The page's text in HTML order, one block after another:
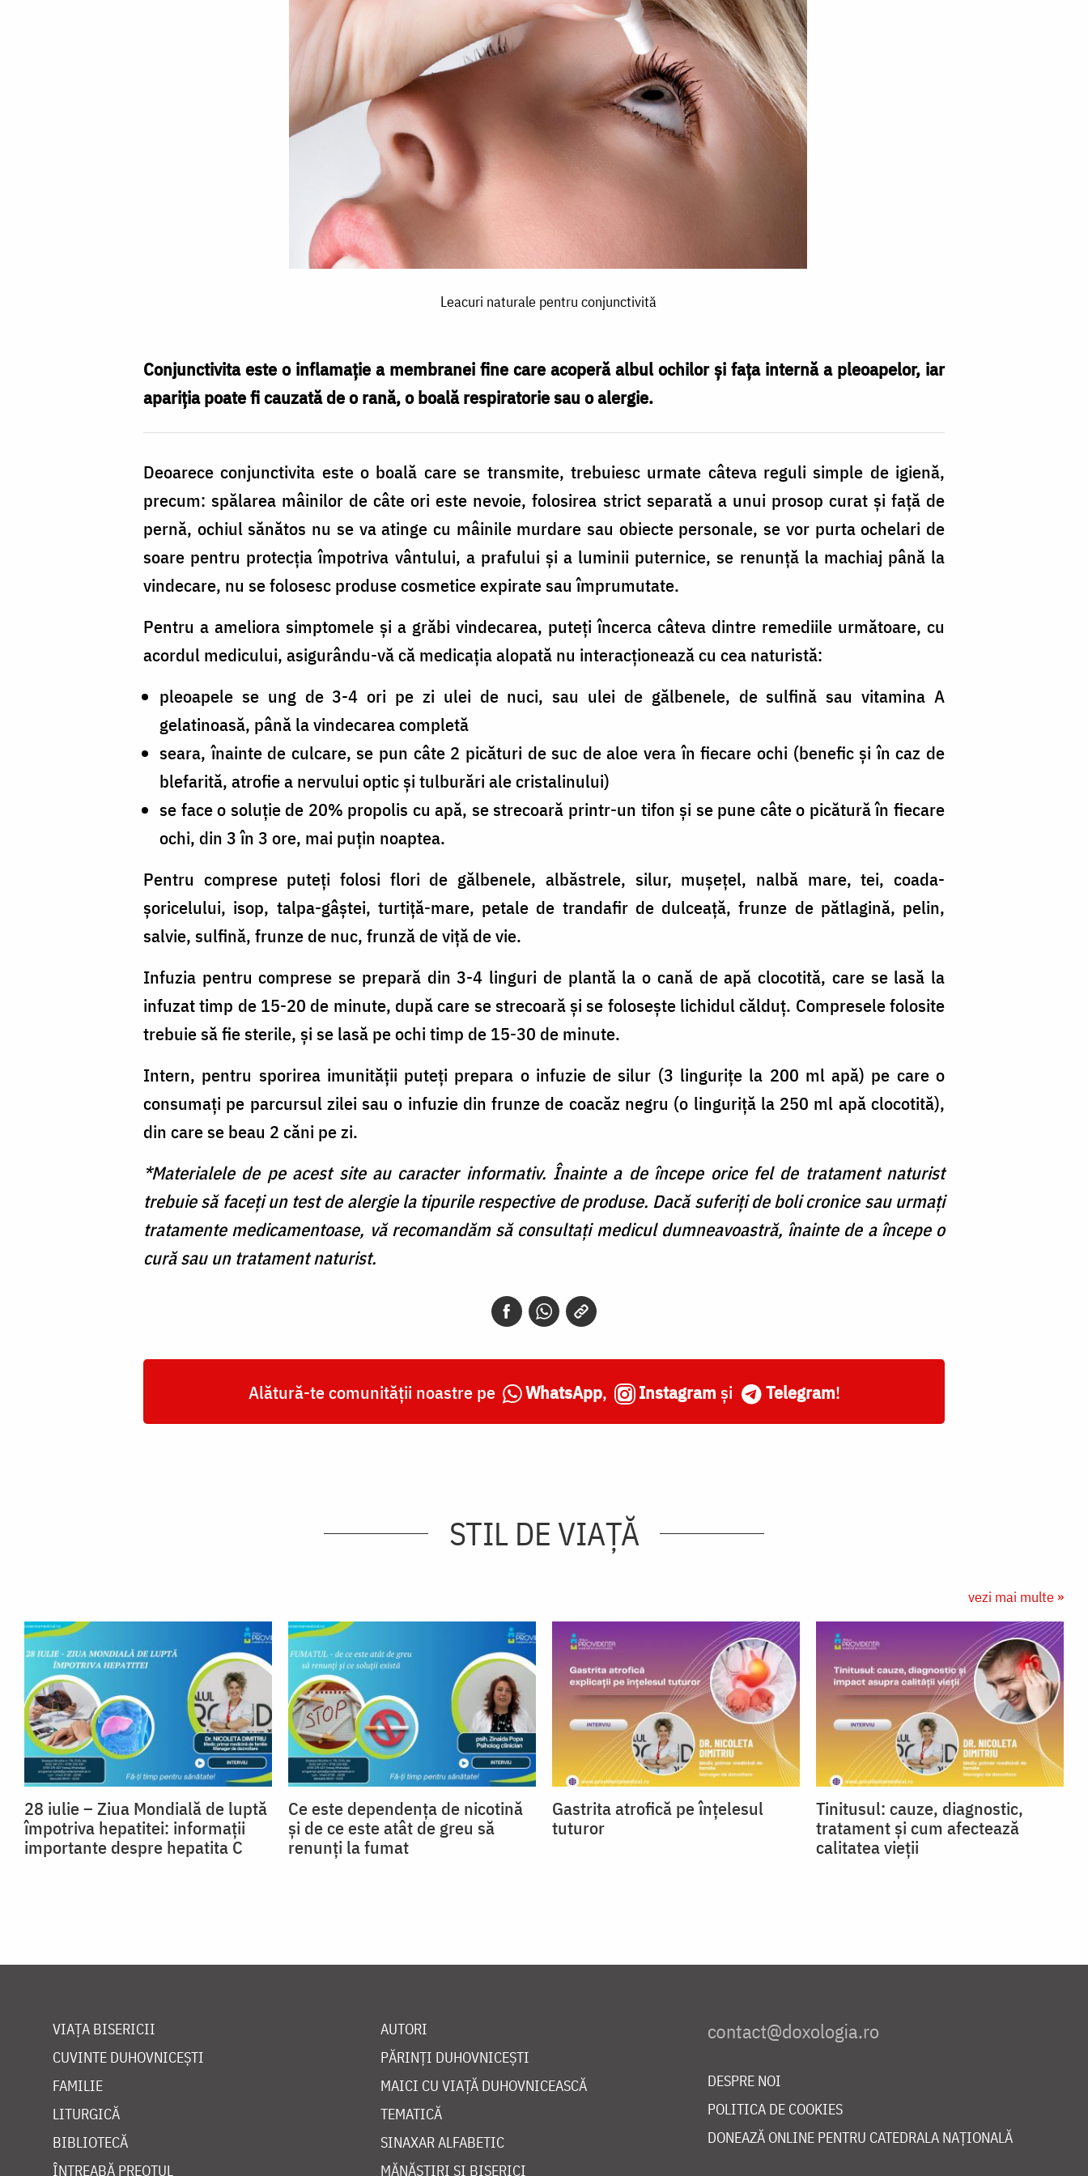
Leacuri naturale pentru conjunctivită
Conjunctivita este o inflamaţie a membranei fine care acoperă albul ochilor şi faţa internă a pleoapelor, iar
apariția poate fi cauzată de o rană, o boală respiratorie sau o alergie.
Deoarece conjunctivita este o boală care se transmite, trebuiesc urmate câteva reguli simple de igienă,
precum: spălarea mâinilor de câte ori este nevoie, folosirea strict separată a unui prosop curat și față de
pernă, ochiul sănătos nu se va atinge cu mâinile murdare sau obiecte personale, se vor purta ochelari de
soare pentru protecția împotriva vântului, a prafului și a luminii puternice, se renunță la machiaj până la
vindecare, nu se folosesc produse cosmetice expirate sau împrumutate.
Pentru a ameliora simptomele și a grăbi vindecarea, puteți încerca câteva dintre remediile următoare, cu
acordul medicului, asigurându-vă că medicația alopată nu interacționează cu cea naturistă:
pleoapele se ung de 3-4 ori pe zi ulei de nuci, sau ulei de gălbenele, de sulfină sau vitamina A
gelatinoasă, până la vindecarea completă
seara, înainte de culcare, se pun câte 2 picături de suc de aloe vera în fiecare ochi (benefic și în caz de
blefarită, atrofie a nervului optic și tulburări ale cristalinului)
se face o soluție de 20% propolis cu apă, se strecoară printr-un tifon și se pune câte o picătură în fiecare
ochi, din 3 în 3 ore, mai puțin noaptea.
Pentru comprese puteți folosi flori de gălbenele, albăstrele, silur, mușețel, nalbă mare, tei, coada-
șoricelului, isop, talpa-gâștei, turtiță-mare, petale de trandafir de dulceață, frunze de pătlagină, pelin,
salvie, sulfină, frunze de nuc, frunză de viță de vie.
Infuzia pentru comprese se prepară din 3-4 linguri de plantă la o cană de apă clocotită, care se lasă la
infuzat timp de 15-20 de minute, după care se strecoară și se folosește lichidul călduț. Compresele folosite
trebuie să fie sterile, și se lasă pe ochi timp de 15-30 de minute.
Intern, pentru sporirea imunității puteți prepara o infuzie de silur (3 lingurițe la 200 ml apă) pe care o
consumați pe parcursul zilei sau o infuzie din frunze de coacăz negru (o linguriță la 250 ml apă clocotită),
din care se beau 2 căni pe zi.
*Materialele de pe acest site au caracter informativ. Înainte a de începe orice fel de tratament naturist
trebuie să faceți un test de alergie la tipurile respective de produse. Dacă suferiți de boli cronice sau urmați
tratamente medicamentoase, vă recomandăm să consultați medicul dumneavoastră, înainte de a începe o
cură sau un tratament naturist.
Alătură-te comunității noastre pe WhatsApp, Instagram și Telegram!
STIL DE VIAŢĂ
vezi mai multe »
28 iulie – Ziua Mondială de luptă
împotriva hepatitei: informații
importante despre hepatita C
Ce este dependența de nicotină
și de ce este atât de greu să
renunți la fumat
Gastrita atrofică pe înțelesul
tuturor
Tinitusul: cauze, diagnostic,
tratament și cum afectează
calitatea vieții
VIAȚA BISERICII
CUVINTE DUHOVNICEȘTI
FAMILIE
LITURGICĂ
BIBLIOTECĂ
ÎNTREABĂ PREOTUL
AUTORI
PĂRINȚI DUHOVNICEȘTI
MAICI CU VIAȚĂ DUHOVNICEASCĂ
TEMATICĂ
SINAXAR ALFABETIC
MĂNĂSTIRI ȘI BISERICI
DESPRE NOI
POLITICA DE COOKIES
DONEAZĂ ONLINE PENTRU CATEDRALA NAȚIONALĂ